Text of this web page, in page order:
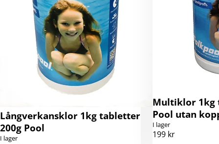
Långverkansklor 1kg tabletter
200g Pool
I lager
Multiklor 1kg
Pool utan
I lager
199 kr